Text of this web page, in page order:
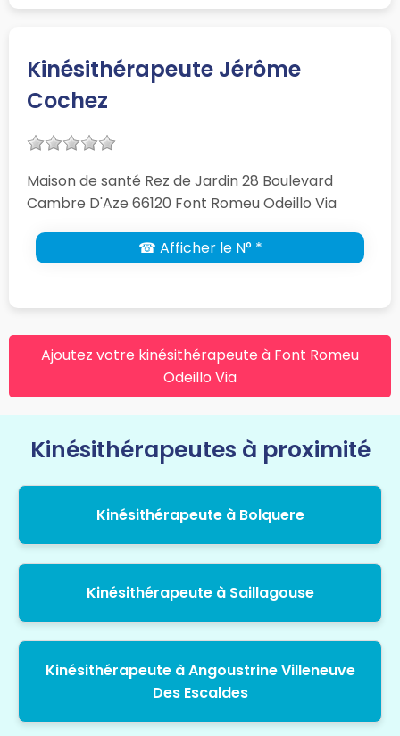
Kinésithérapeute Jérôme
Cochez
Maison de santé Rez de Jardin 28 Boulevard
Cambre D'Aze 66120 Font Romeu Odeillo Via
☎ Afficher le N° *
Ajoutez votre kinésithérapeute à Font Romeu
Odeillo Via
Kinésithérapeutes à proximité
Kinésithérapeute à Bolquere
Kinésithérapeute à Saillagouse
Kinésithérapeute à Angoustrine Villeneuve
Des Escaldes